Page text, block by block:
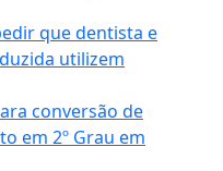
que dentista e
utilizem
conversão de
em 2º Grau em